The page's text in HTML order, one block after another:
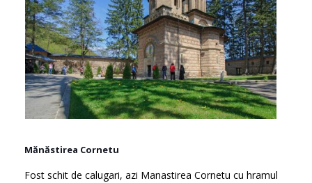
Mănăstirea Cornetu
Fost schit de calugari, azi Manastirea Cornetu cu hramul